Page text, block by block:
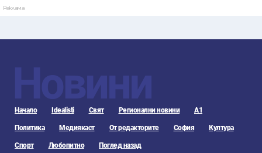
Реклама
Новини
Начало Idealisti Свят Регионални новини А1
Политика Медиякаст От редакторите София Култура
Спорт Любопитно Поглед назад